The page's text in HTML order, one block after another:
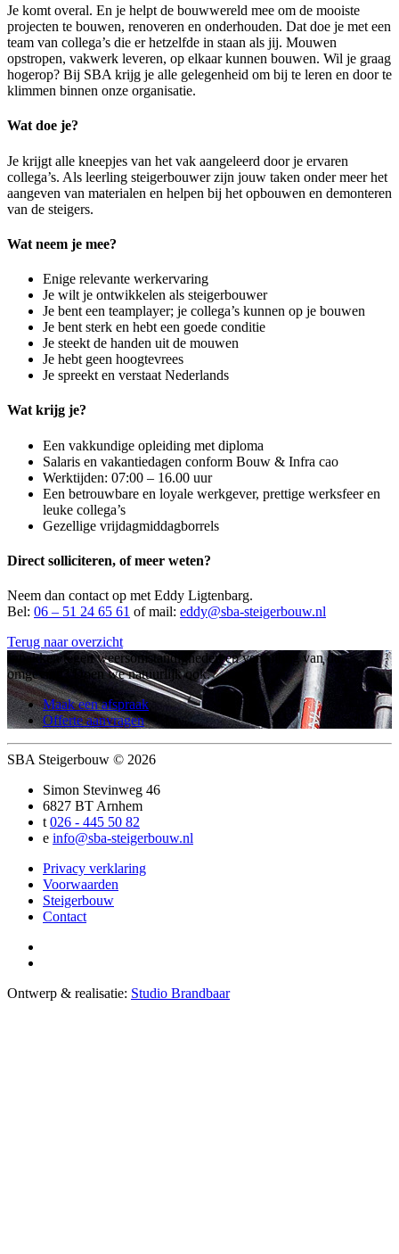
Je komt overal. En je helpt de bouwwereld mee om de mooiste
projecten te bouwen, renoveren en onderhouden. Dat doe je met een
team van collega’s die er hetzelfde in staan als jij. Mouwen
opstropen, vakwerk leveren, op elkaar kunnen bouwen. Wil je graag
hogerop? Bij SBA krijg je alle gelegenheid om bij te leren en door te
klimmen binnen onze organisatie.
Wat doe je?
Je krijgt alle kneepjes van het vak aangeleerd door je ervaren
collega’s. Als leerling steigerbouwer zijn jouw taken onder meer het
aangeven van materialen en helpen bij het opbouwen en demonteren
van de steigers.
Wat neem je mee?
Enige relevante werkervaring
Je wilt je ontwikkelen als steigerbouwer
Je bent een teamplayer; je collega’s kunnen op je bouwen
Je bent sterk en hebt een goede conditie
Je steekt de handen uit de mouwen
Je hebt geen hoogtevrees
Je spreekt en verstaat Nederlands
Wat krijg je?
Een vakkundige opleiding met diploma
Salaris en vakantiedagen conform Bouw & Infra cao
Werktijden: 07:00 – 16.00 uur
Een betrouwbare en loyale werkgever, prettige werksfeer en
leuke collega’s
Gezellige vrijdagmiddagborrels
Direct solliciteren, of meer weten?
Neem dan contact op met Eddy Ligtenbarg.
Bel: 06 – 51 24 65 61 of mail: eddy@sba-steigerbouw.nl
Terug naar overzicht
Inpakken tegen weersomstandigheden en vervuiling van de
omgeving? Doen we natuurlijk ook.
Maak een afspraak
Offerte aanvragen
SBA Steigerbouw © 2026
Simon Stevinweg 46
6827 BT Arnhem
t 026 - 445 50 82
e info@sba-steigerbouw.nl
Privacy verklaring
Voorwaarden
Steigerbouw
Contact
Ontwerp & realisatie: Studio Brandbaar